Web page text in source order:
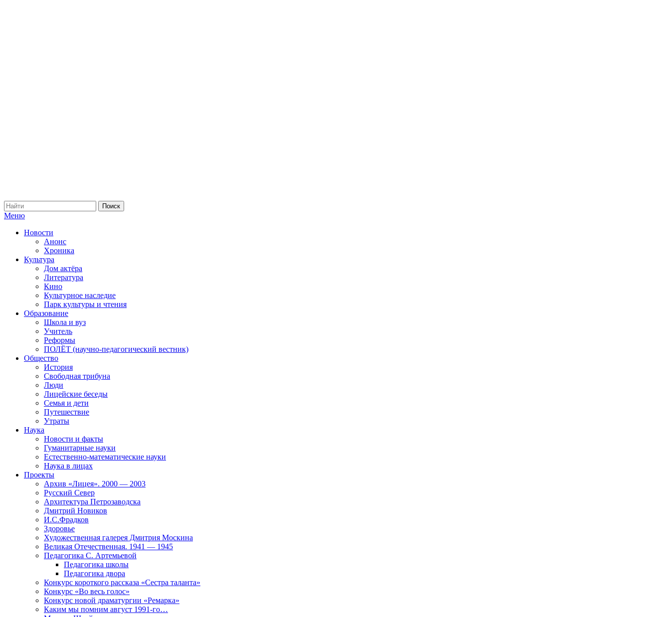
Меню
Новости
Анонс
Хроника
Культура
Дом актёра
Литература
Кино
Культурное наследие
Парк культуры и чтения
Образование
Школа и вуз
Учитель
Реформы
ПОЛЁТ (научно-педагогический вестник)
Общество
История
Свободная трибуна
Люди
Лицейские беседы
Семья и дети
Путешествие
Утраты
Наука
Новости и факты
Гуманитарные науки
Естественно-математические науки
Наука в лицах
Проекты
Архив «Лицея». 2000 — 2003
Русский Север
Архитектура Петрозаводска
Дмитрий Новиков
И.С.Фрадков
Здоровье
Художественная галерея Дмитрия Москина
Великая Отечественная. 1941 — 1945
Педагогика С. Артемьевой
Педагогика школы
Педагогика двора
Конкурс короткого рассказа «Сестра таланта»
Конкурс «Во весь голос»
Конкурс новой драматургии «Ремарка»
Каким мы помним август 1991-го…